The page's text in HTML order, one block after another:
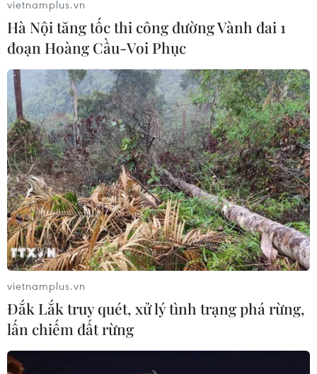
Mức nhiệt cao kỷ lục ở Thủ đô
Ấn Độ
29/05/2024 02:33
Ngày 28/5, Thủ đô New Delhi của Ấn Độ đã hứng chịu
ngày nắng nóng khắc nghiệt, với nhiệt độ tối đa cao
nhất mọi thời đại 49,9 độ C.
vietnamplus.vn
Hà Nội tăng tốc thi công đường Vành đai 1
đoạn Hoàng Cầu-Voi Phục
vietnamplus.vn
Đắk Lắk truy quét, xử lý tình trạng phá rừng,
lấn chiếm đất rừng